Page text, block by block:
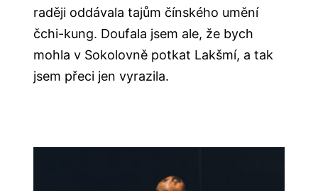
raději oddávala tajům čínského umění
čchi-kung. Doufala jsem ale, že bych
mohla v Sokolovně potkat Lakšmí, a tak
jsem přeci jen vyrazila.